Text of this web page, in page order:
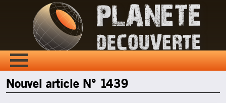
Nouvel article N° 1439